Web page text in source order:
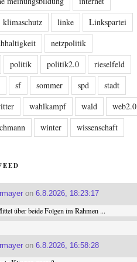
klimaschutz linke
Linkspartei
netzpolitik
politik politik2.0
rieselfeld
sf sommer spd
stadt
wahlkampf wald
web2.0
winter wissenschaft
on6.8.2026, 18:23:17
über beide Folgen im Rahmen ...
on6.8.2026, 16:58:28